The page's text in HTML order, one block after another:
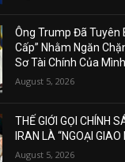
Ông Trump Đã Tuyên
Cấp” Nhằm Ngăn
Sơ Tài Chính Của
August 5, 2026
THẾ GIỚI GỌI CHÍNH
IRAN LÀ “NGOẠI
August 5, 2026